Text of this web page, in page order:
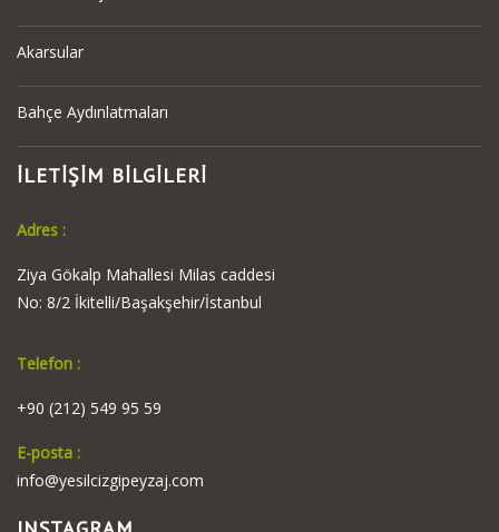
Akarsular
Bahçe Aydınlatmaları
İLETİŞİM BİLGİLERİ
Adres :
Ziya Gökalp Mahallesi Milas caddesi
No: 8/2 İkitelli/Başakşehir/İstanbul
Telefon :
+90 (212) 549 95 59
E-posta :
info@yesilcizgipeyzaj.com